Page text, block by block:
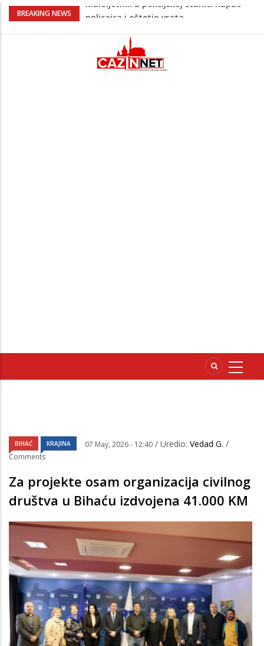
BREAKING NEWS
Razmišljate koji automobil kupiti? Nova
Pet namirnica za doručak koje će vas
držati sitima sve do ručka
Nema lijeka u onome što je zabranjeno
BIHAĆ KRAJINA 07 May, 2026 - 12:40 / Uredio: Vedad G. /
Comments
Za projekte osam organizacija civilnog
društva u Bihaću izdvojena 41.000 KM